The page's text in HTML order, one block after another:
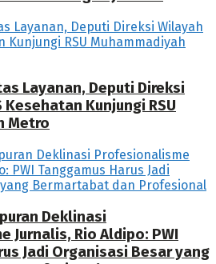
Layanan, Deputi Direksi
Kesehatan Kunjungi RSU
Metro
Deklinasi
Jurnalis, Rio Aldipo: PWI
Jadi Organisasi Besar yang